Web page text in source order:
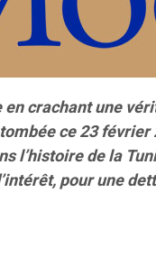
en crachant une
ce 23
l’histoire de la
pour une